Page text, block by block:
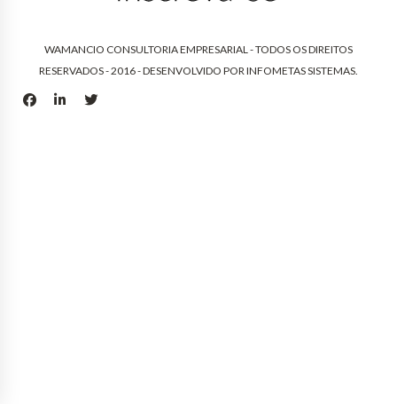
WAMANCIO CONSULTORIA EMPRESARIAL - TODOS OS DIREITOS
RESERVADOS - 2016 - DESENVOLVIDO PORINFOMETAS SISTEMAS.